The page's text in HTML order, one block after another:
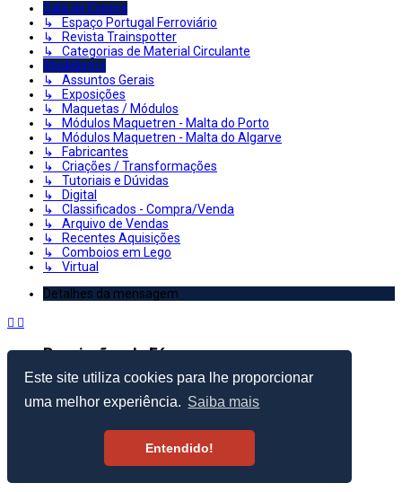
Este site utiliza cookies para lhe proporcionar
uma melhor experiência. Saiba mais
Entendido!
Sala de Espera
↳ Espaço Portugal Ferroviário
↳ Revista Trainspotter
↳ Categorias de Material Circulante
Modelismo
↳ Assuntos Gerais
↳ Exposições
↳ Maquetas / Módulos
↳ Módulos Maquetren - Malta do Porto
↳ Módulos Maquetren - Malta do Algarve
↳ Fabricantes
↳ Criações / Transformações
↳ Tutoriais e Dúvidas
↳ Digital
↳ Classificados - Compra/Venda
↳ Arquivo de Vendas
↳ Recentes Aquisições
↳ Comboios em Lego
↳ Virtual
Detalhes da mensagem
Permissões do Fórum
Criar Tópicos: Proibido
Responder Tópicos: Proibido
Editar Mensagens: Proibido
Apagar Mensagens: Proibido
Enviar anexos: Proibido
© 2003–2026 Portugal Ferroviário